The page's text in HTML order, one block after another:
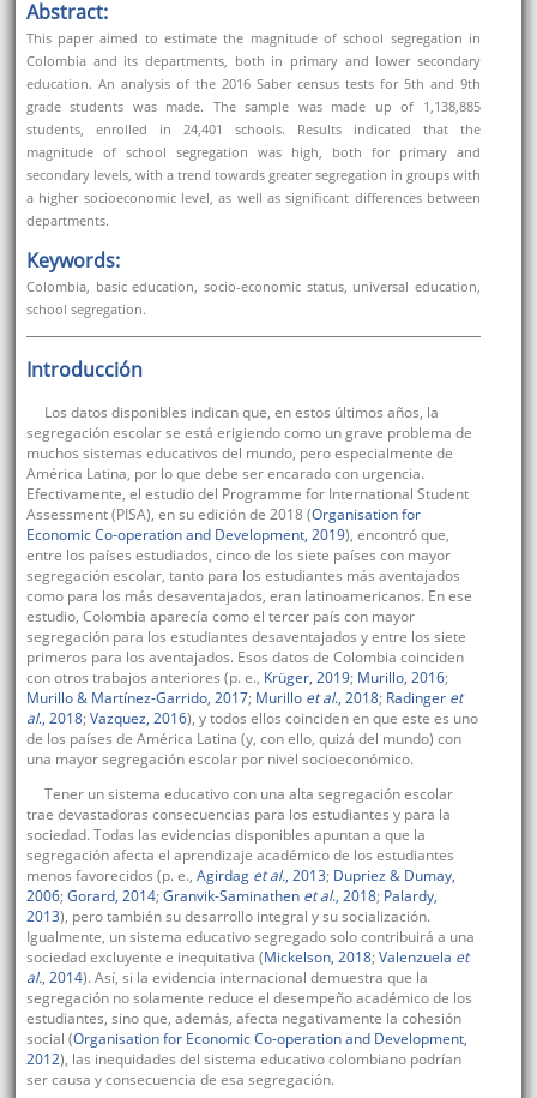
Abstract:
This paper aimed to estimate the magnitude of school segregation in
Colombia and its departments, both in primary and lower secondary
education. An analysis of the 2016 Saber census tests for 5th and 9th
grade students was made. The sample was made up of 1,138,885
students, enrolled in 24,401 schools. Results indicated that the
magnitude of school segregation was high, both for primary and
secondary levels, with a trend towards greater segregation in groups with
a higher socioeconomic level, as well as significant differences between
departments.
Keywords:
Colombia, basic education, socio-economic status, universal education,
school segregation.
Introducción
Los datos disponibles indican que, en estos últimos años, la
segregación escolar se está erigiendo como un grave problema de
muchos sistemas educativos del mundo, pero especialmente de
América Latina, por lo que debe ser encarado con urgencia.
Efectivamente, el estudio del Programme for International Student
Assessment (PISA), en su edición de 2018 (Organisation for
Economic Co-operation and Development, 2019), encontró que,
entre los países estudiados, cinco de los siete países con mayor
segregación escolar, tanto para los estudiantes más aventajados
como para los más desaventajados, eran latinoamericanos. En ese
estudio, Colombia aparecía como el tercer país con mayor
segregación para los estudiantes desaventajados y entre los siete
primeros para los aventajados. Esos datos de Colombia coinciden
con otros trabajos anteriores (p. e., Krüger, 2019; Murillo, 2016;
Murillo & Martínez-Garrido, 2017; Murillo et al., 2018; Radinger et
al., 2018; Vazquez, 2016), y todos ellos coinciden en que este es uno
de los países de América Latina (y, con ello, quizá del mundo) con
una mayor segregación escolar por nivel socioeconómico.
Tener un sistema educativo con una alta segregación escolar
trae devastadoras consecuencias para los estudiantes y para la
sociedad. Todas las evidencias disponibles apuntan a que la
segregación afecta el aprendizaje académico de los estudiantes
menos favorecidos (p. e., Agirdaget al., 2013; Dupriez & Dumay,
2006; Gorard, 2014; Granvik-Saminathenet al., 2018; Palardy,
2013), pero también su desarrollo integral y su socialización.
Igualmente, un sistema educativo segregado solo contribuirá a una
sociedad excluyente e inequitativa (Mickelson, 2018; Valenzuela et
al., 2014). Así, si la evidencia internacional demuestra que la
segregación no solamente reduce el desempeño académico de los
estudiantes, sino que, además, afecta negativamente la cohesión
social (Organisation for Economic Co-operation and Development,
2012), las inequidades del sistema educativo colombiano podrían
ser causa y consecuencia de esa segregación.